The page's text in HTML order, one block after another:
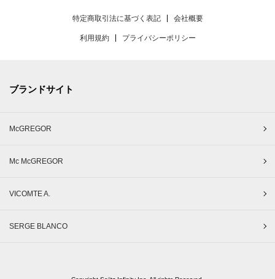
特定商取引法に基づく表記 会社概要
利用規約 プライバシーポリシー
ブランドサイト
McGREGOR
Mc McGREGOR
VICOMTE A.
SERGE BLANCO